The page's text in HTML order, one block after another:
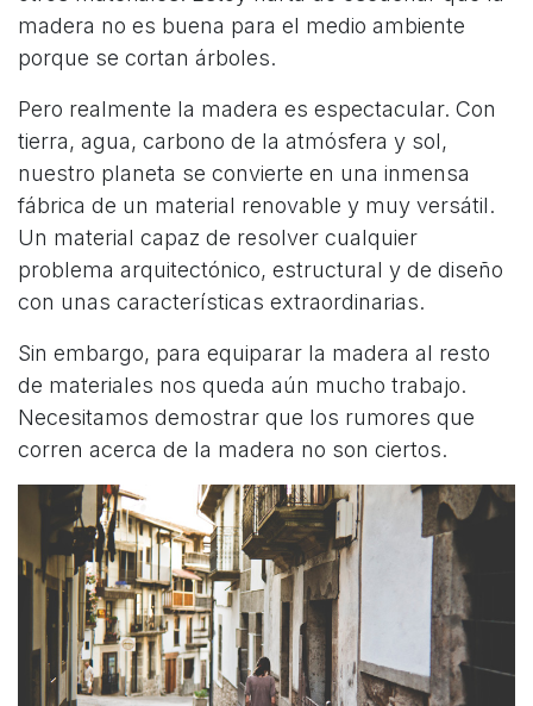
madera no es buena para el medio ambiente
porque se cortan árboles.
Pero realmente la madera es espectacular. Con
tierra, agua, carbono de la atmósfera y sol,
nuestro planeta se convierte en una inmensa
fábrica de un material renovable y muy versátil.
Un material capaz de resolver cualquier
problema arquitectónico, estructural y de diseño
con unas características extraordinarias.
Sin embargo, para equiparar la madera al resto
de materiales nos queda aún mucho trabajo.
Necesitamos demostrar que los rumores que
corren acerca de la madera no son ciertos.